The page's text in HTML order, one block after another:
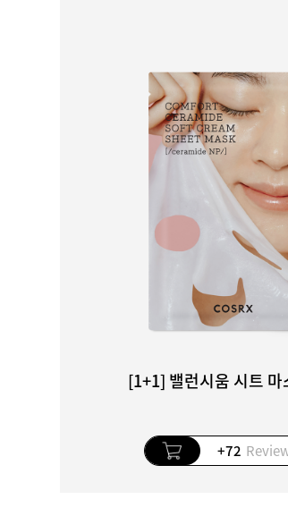
[1+1] 밸런시움 시트 마
+72